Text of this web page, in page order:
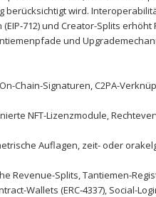
⁣wird.
(EIP‑712) und Creator-Splits
und
⁣On-Chain-Signaturen, C2PA-
NFT-Lizenzmodule,
Auflagen, ‍zeit- oder
Revenue-Splits, Tantiemen-
Wallets (ERC‑4337), Social-